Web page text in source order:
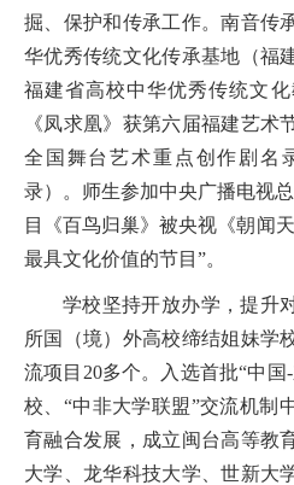
掘、保护和传承工作。南音传
华优秀传统文化传承基地（福
福建省高校中华优秀传统文
《凤求凰》获第六届福建艺术
全国舞台艺术重点创作剧名
录）。师生参加中央广播电视
目《百鸟归巢》被央视《朝闻
最具文化价值的节目”。
学校坚持开放办学，提升
所国（境）外高校缔结姐妹学
流项目 20多个。入选首批“中国
校
“中非大学联盟”交流机制
育融合发展，成立闽台高等教
大学、龙华科技大学、世新大